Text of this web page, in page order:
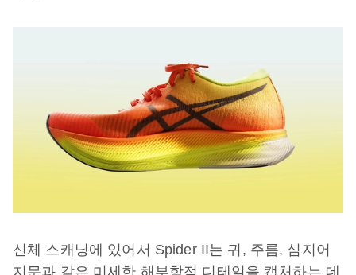
신체 스캐닝에 있어서 Spider II는 귀, 주름, 심지어